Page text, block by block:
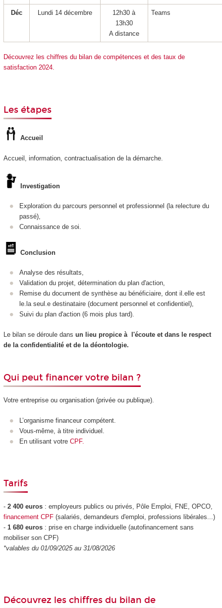
Déc Lundi 14 décembre
12h30 à
13h30
A distance
Teams
Découvrez les chiffres du bilan de compétences et des taux de
satisfaction 2024.
Les étapes
Accueil
Accueil, information, contractualisation de la démarche.
Investigation
Exploration du parcours personnel et professionnel (la relecture du
passé),
Connaissance de soi.
Conclusion
Analyse des résultats,
Validation du projet, détermination du plan d'action,
Remise du document de synthèse au bénéficiaire, dont il.elle est
le.la seul.e destinataire (document personnel et confidentiel),
Suivi du plan d'action (6 mois plus tard).
Le bilan se déroule dans un lieu propice à l'écoute et dans le respect
de la confidentialité et de la déontologie.
Qui peut financer votre bilan ?
Votre entreprise ou organisation (privée ou publique).
L’organisme financeur compétent.
Vous-même, à titre individuel.
En utilisant votre CPF.
Tarifs
- 2 400 euros : employeurs publics ou privés, Pôle Emploi, FNE, OPCO,
financement CPF(salariés, demandeurs d'emploi, professions libérales...)
- 1 680 euros : prise en charge individuelle (autofinancement sans
mobiliser son CPF)
*valables du 01/09/2025 au 31/08/2026
Découvrez les chiffres du bilan de